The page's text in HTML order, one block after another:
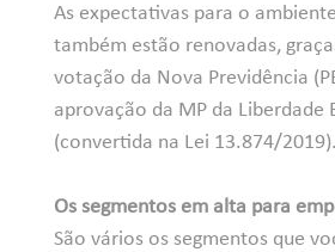
As expectativas para o
também estão renovadas,
votação da Nova Previdência
aprovação da MP da Liberdade
(convertida na Lei 13.874/2019).
Os segmentos em alta para
São vários os segmentos que